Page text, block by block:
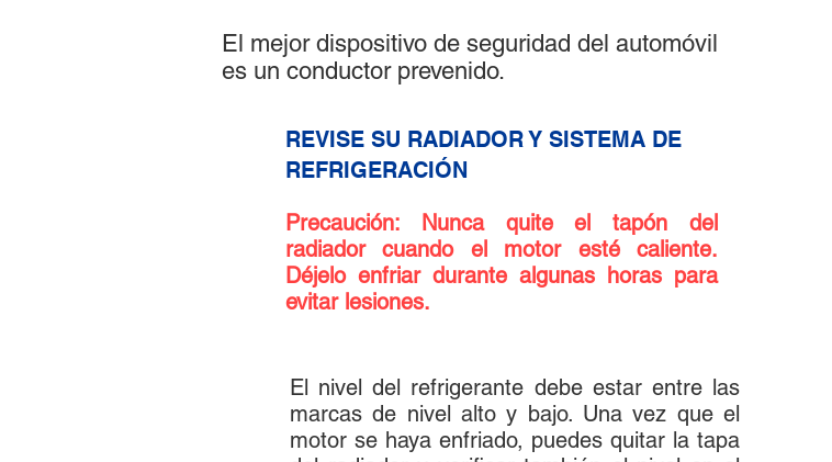
El mejor dispositivo de seguridad del automóvil
es un conductor prevenido.
REVISE SU RADIADOR Y SISTEMA DE
REFRIGERACIÓN
Precaución: Nunca quite el tapón del
radiador cuando el motor esté caliente.
Déjelo enfriar durante algunas horas para
evitar lesiones.
El nivel del refrigerante debe estar entre las
marcas de nivel alto y bajo. Una vez que el
motor se haya enfriado, puedes quitar la tapa